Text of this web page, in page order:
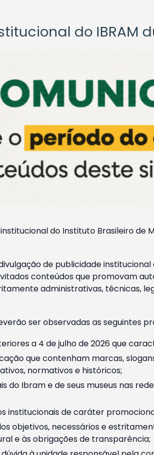
do IBRAM
do Instituto Brasileiro
de publicidade
conteúdos que promovam
administrativas, técnicas,
ser observadas as seguintes
a 4 de julho de 2026 que
que contenham marcas,
normativos e históricos;
Ibram e de seus museus nas
institucionais de caráter
objetivos, necessários e
e às obrigações de transparência;